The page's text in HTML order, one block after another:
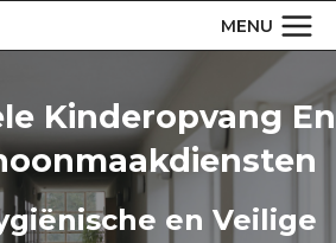
MENU
Kinderopvang En
en Veilige